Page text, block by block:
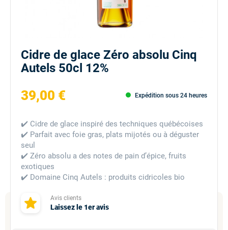
Cidre de glace Zéro absolu Cinq
Autels 50cl 12%
Avis clients
Laissez le 1er avis
✔️ Cidre de glace inspiré des techniques québécoises
✔️ Parfait avec foie gras, plats mijotés ou à déguster
seul
✔️ Zéro absolu a des notes de pain d’épice, fruits
exotiques
✔️ Domaine Cinq Autels : produits cidricoles bio
39,00 € Expédition sous 24 heures